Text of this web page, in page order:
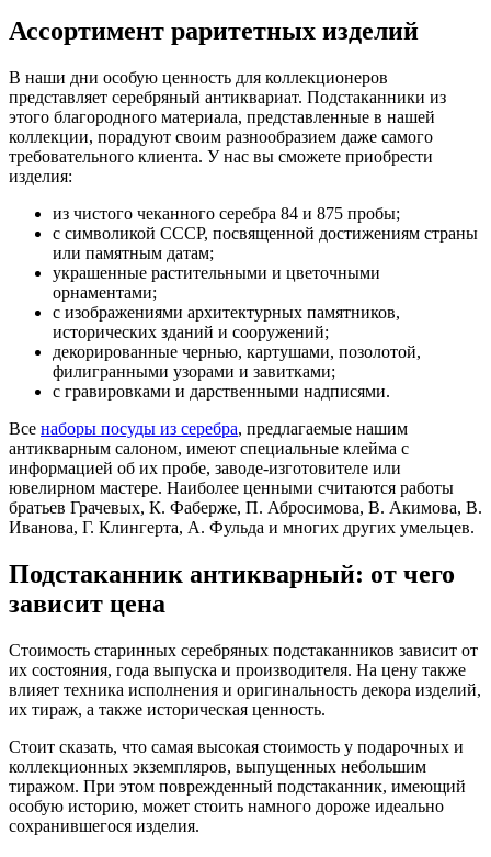
Ассортимент раритетных изделий
В наши дни особую ценность для коллекционеров
представляет серебряный антиквариат. Подстаканники из
этого благородного материала, представленные в нашей
коллекции, порадуют своим разнообразием даже самого
требовательного клиента. У нас вы сможете приобрести
изделия:
из чистого чеканного серебра 84 и 875 пробы;
с символикой СССР, посвященной достижениям страны
или памятным датам;
украшенные растительными и цветочными
орнаментами;
с изображениями архитектурных памятников,
исторических зданий и сооружений;
декорированные чернью, картушами, позолотой,
филигранными узорами и завитками;
с гравировками и дарственными надписями.
Все наборы посуды из серебра, предлагаемые нашим
антикварным салоном, имеют специальные клейма с
информацией об их пробе, заводе-изготовителе или
ювелирном мастере. Наиболее ценными считаются работы
братьев Грачевых, К. Фаберже, П. Абросимова, В. Акимова, В.
Иванова, Г. Клингерта, А. Фульда и многих других умельцев.
Подстаканник антикварный: от чего
зависит цена
Стоимость старинных серебряных подстаканников зависит от
их состояния, года выпуска и производителя. На цену также
влияет техника исполнения и оригинальность декора изделий,
их тираж, а также историческая ценность.
Стоит сказать, что самая высокая стоимость у подарочных и
коллекционных экземпляров, выпущенных небольшим
тиражом. При этом поврежденный подстаканник, имеющий
особую историю, может стоить намного дороже идеально
сохранившегося изделия.